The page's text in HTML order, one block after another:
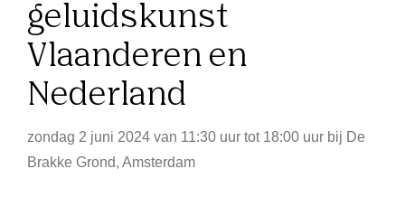
geluidskunst
Vlaanderen en
Nederland
zondag 2 juni 2024 van 11:30 uur tot 18:00 uur bij De
Brakke Grond, Amsterdam